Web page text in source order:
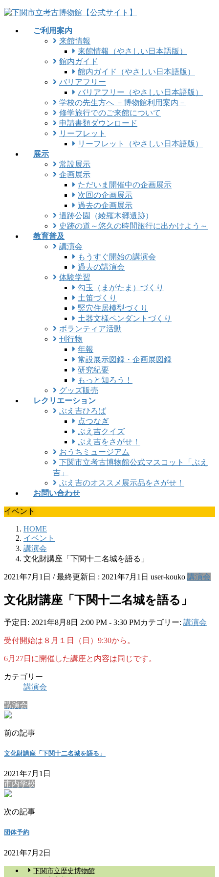
コ
ナ
ご利用案内
来館情報
来館情報（やさしい日本語版）
館内ガイド
館内ガイド（やさしい日本語版）
バリアフリー
バリアフリー（やさしい日本語版）
学校の先生方へ －博物館利用案内－
修学旅行でのご来館について
申請書類ダウンロード
リーフレット
リーフレット（やさしい日本語版）
展示
常設展示
企画展示
ただいま開催中の企画展示
次回の企画展示
過去の企画展示
遺跡公園（綾羅木郷遺跡）
史跡の道～悠久の時間旅行に出かけよう～
教育普及
講演会
もうすぐ開始の講演会
過去の講演会
体験学習
勾玉（まがたま）づくり
土笛づくり
竪穴住居模型づくり
土器文様ペンダントづくり
ボランティア活動
刊行物
年報
常設展示図録・企画展図録
研究紀要
もっと知ろう！
グッズ販売
レクリエーション
ぶえ吉ひろば
点つなぎ
ぶえ吉クイズ
ぶえ吉をさがせ！
おうちミュージアム
下関市立考古博物館公式マスコット「ぶえ
吉」
ぶえ吉のオススメ展示品をさがせ！
お問い合わせ
イベント
HOME
イベント
講演会
文化財講座「下関十二名城を語る」
2021年7月1日 / 最終更新日 : 2021年7月1日 user-kouko 講演会
文化財講座「下関十二名城を語る」
予定日: 2021年8月8日 2:00 PM - 3:30 PMカテゴリー: 講演会
受付開始は８月１日（日）9:30から。
6月27日に開催した講座と内容は同じです。
カテゴリー
講演会
講演会
前の記事
文化財講座「下関十二名城を語る」
2021年7月1日
市内学校
次の記事
団体予約
2021年7月2日
下関市立歴史博物館